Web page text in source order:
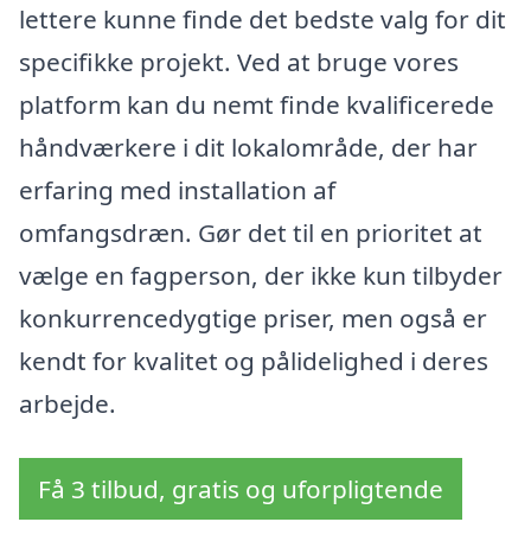
lettere kunne finde det bedste valg for dit
specifikke projekt. Ved at bruge vores
platform kan du nemt finde kvalificerede
håndværkere i dit lokalområde, der har
erfaring med installation af
omfangsdræn. Gør det til en prioritet at
vælge en fagperson, der ikke kun tilbyder
konkurrencedygtige priser, men også er
kendt for kvalitet og pålidelighed i deres
arbejde.
Få 3 tilbud, gratis og uforpligtende